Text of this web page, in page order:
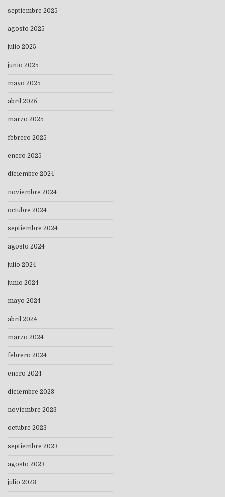
septiembre 2025
agosto 2025
julio 2025
junio 2025
mayo 2025
abril 2025
marzo 2025
febrero 2025
enero 2025
diciembre 2024
noviembre 2024
octubre 2024
septiembre 2024
agosto 2024
julio 2024
junio 2024
mayo 2024
abril 2024
marzo 2024
febrero 2024
enero 2024
diciembre 2023
noviembre 2023
octubre 2023
septiembre 2023
agosto 2023
julio 2023